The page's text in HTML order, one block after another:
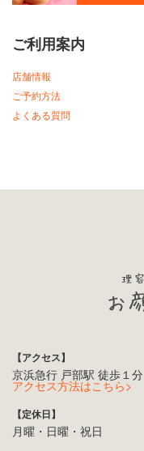
ご利用案内
店舗情報
ご予約方法
よくある質問
【アクセス】
京浜急行 戸部駅 徒歩１分
アクセス方法はこちら>
【定休日】
月曜・日曜・祝日